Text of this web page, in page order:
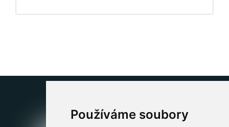
Používáme soubory